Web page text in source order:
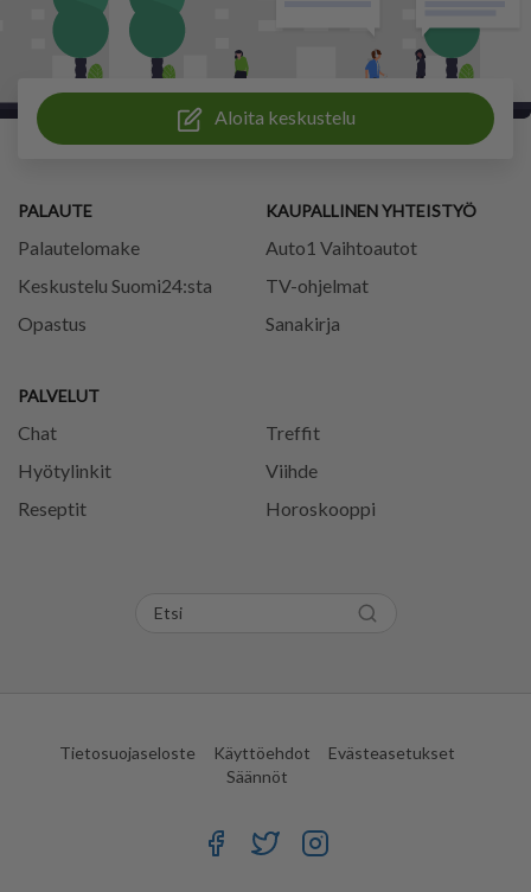
Aloita keskustelu
PALAUTE
Palautelomake
Keskustelu Suomi24:sta
Opastus
PALVELUT
Chat
Treffit
Hyötylinkit
Viihde
Reseptit
Horoskooppi
KAUPALLINEN YHTEISTYÖ
Auto1 Vaihtoautot
TV-ohjelmat
Sanakirja
Tietosuojaseloste Käyttöehdot
Evästeasetukset
Säännöt